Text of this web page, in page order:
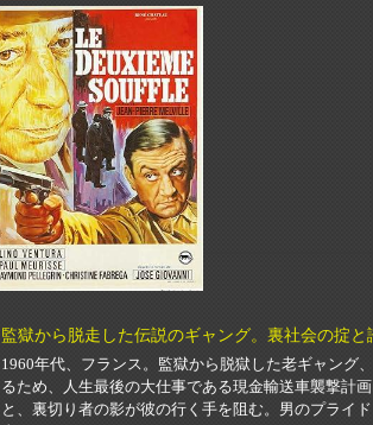
監獄から脱走した伝説のギャング。裏社会の掟と
1960年代、フランス。監獄から脱獄した老ギャング
るため、人生最後の大仕事である現金輸送車襲撃計
と、裏切り者の影が彼の行く手を阻む。男のプライ